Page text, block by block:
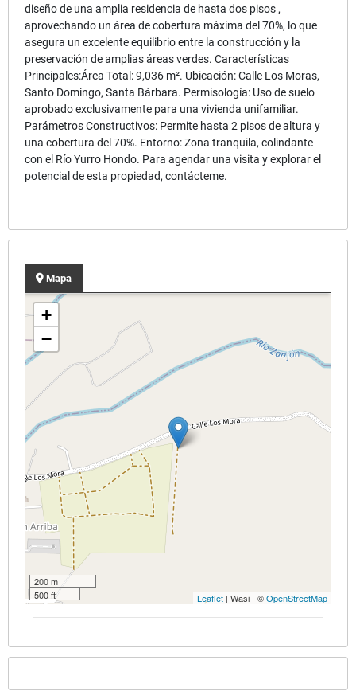
diseño de una amplia residencia de hasta dos pisos ,
aprovechando un área de cobertura máxima del 70%, lo que
asegura un excelente equilibrio entre la construcción y la
preservación de amplias áreas verdes. Características
Principales:Área Total: 9,036 m². Ubicación: Calle Los Moras,
Santo Domingo, Santa Bárbara. Permisología: Uso de suelo
aprobado exclusivamente para una vivienda unifamiliar.
Parámetros Constructivos: Permite hasta 2 pisos de altura y
una cobertura del 70%. Entorno: Zona tranquila, colindante
con el Río Yurro Hondo. Para agendar una visita y explorar el
potencial de esta propiedad, contácteme.
Mapa
+
−
200 m
500 ft
Leaflet | Wasi - ©OpenStreetMap